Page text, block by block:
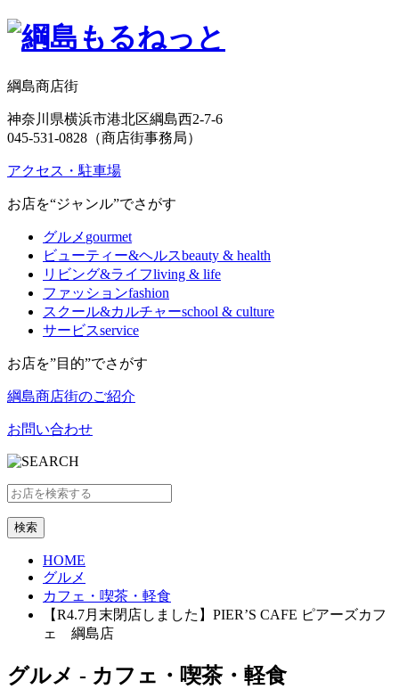
綱島商店街
神奈川県横浜市港北区綱島西2-7-6
045-531-0828（商店街事務局）
アクセス・駐車場
お店を“ジャンル”でさがす
グルメ gourmet
ビューティー&ヘルスbeauty & health
リビング&ライフliving & life
ファッションfashion
スクール&カルチャーschool & culture
サービスservice
お店を”目的”でさがす
綱島商店街のご紹介
お問い合わせ
HOME
グルメ
カフェ・喫茶・軽食
【R4.7月末閉店しました】PIER’S CAFE ピアーズカフ
ェ 綱島店
グルメ - カフェ・喫茶・軽食